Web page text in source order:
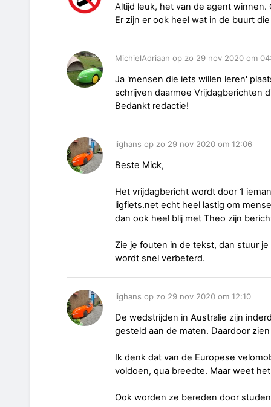
Altijd leuk, het van de agent
Er zijn er ook heel wat in de buurt
MichielAdriaan op zo 29 nov 2020 om
Ja 'mensen die iets willen leren'
schrijven daarmee Vrijdagberichten
Bedankt redactie!
lighans op zo 29 nov 2020 om 12:06
Beste Mick,
Het vrijdagbericht wordt door 1
ligfiets.net echt heel lastig om
dan ook heel blij met Theo zijn
Zie je fouten in de tekst, dan stuur
wordt snel verbeterd.
lighans op zo 29 nov 2020 om 12:10
De wedstrijden in Australie zijn
gesteld aan de maten. Daardoor
Ik denk dat van de Europese
voldoen, qua breedte. Maar weet
Ook worden ze bereden door